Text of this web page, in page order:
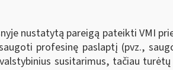
nustatytą pareigą pateikti VMI
profesinę paslaptį (pvz.,
susitarimus, tačiau